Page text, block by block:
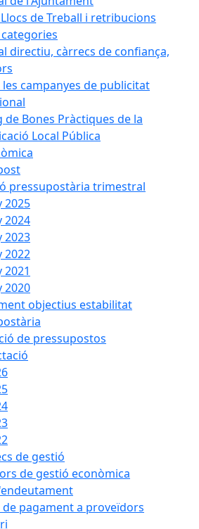
de Treball i retribucions
directiu, càrrecs de confiança,
les campanyes de publicitat
de Bones Pràctiques de la
Local Pública
pressupostària trimestral
2025
2024
2023
2022
2021
2020
objectius estabilitat
de pressupostos
de gestió
de gestió econòmica
pagament a proveïdors